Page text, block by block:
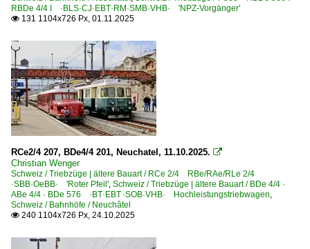
Unternehmen | EVU
RBDe 4/4 I ·BLS·CJ·EBT·RM·SMB·VHB· 'NPZ-Vorgänger'
 131 1104x726 Px, 01.11.2025
RCe2/4 207, BDe4/4 201, Neuchatel, 11.10.2025. 
Christian Wenger
Schweiz / Triebzüge | ältere Bauart / RCe 2/4 RBe/RAe/RLe 2/4
·SBB·OeBB· 'Roter Pfeil', Schweiz / Triebzüge | ältere Bauart / BDe 4/4 ·
ABe 4/4 · BDe 576 ·BT·EBT ·SOB·VHB· Hochleistungstriebwagen,
Schweiz / Bahnhöfe / Neuchâtel
 240 1104x726 Px, 24.10.2025